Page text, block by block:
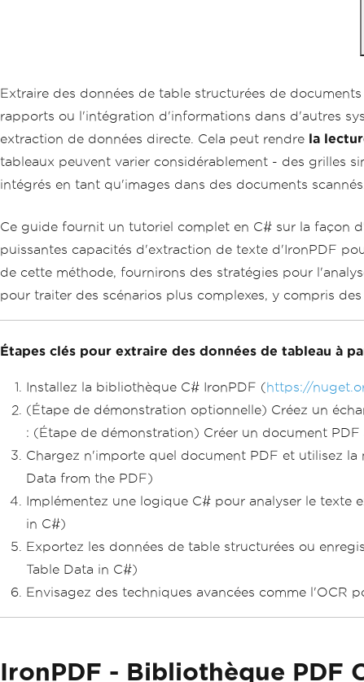
Extraire des données de table structurées de
rapports ou l'intégration d'informations dans d'autres
extraction de données directe. Cela peut rendre la
tableaux peuvent varier considérablement - des grilles
intégrés en tant qu'images dans des documents scannés.
Ce guide fournit un tutoriel complet en C# sur la façon
puissantes capacités d'extraction de texte d'IronPDF
de cette méthode, fournirons des stratégies pour
pour traiter des scénarios plus complexes, y compris des
Étapes clés pour extraire des données de tableau à
Installez la bibliothèque C# IronPDF (https://
(Étape de démonstration optionnelle) Créez un
: (Étape de démonstration) Créer un document
Chargez n'importe quel document PDF et utilisez la
Data from the PDF)
Implémentez une logique C# pour analyser le texte
in C#)
Exportez les données de table structurées ou
Table Data in C#)
Envisagez des techniques avancées comme l'OCR
IronPDF - Bibliothèque PDF